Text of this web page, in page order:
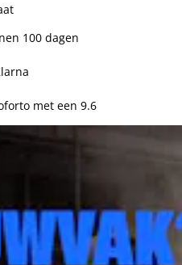
100 dagen
met een 9.6